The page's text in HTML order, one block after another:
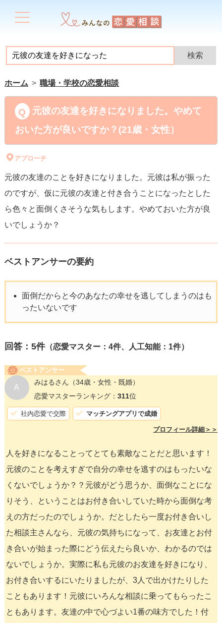
ホーム 職場・学校の恋愛相談
元彼の友達を好きになりました。やめて
おいた方が良いですか？(21歳・女性）
アプローチ
元彼の友達のことを好きになりました。元彼は私が振った
のですが、仮に元彼の友達と付き合うことになったとした
ら色々と面倒くさそうな気もします。やめておいた方が良
いでしょうか？
ベストアンサーの要約
面倒だからと今のあなたの幸せを逃してしまうのはも
ったいないです
回答： 5件（恋愛マスター：4件、人工知能：1件）
ベストアンサー
A
みはるさん （34歳・女性・既婚）
恋愛マスターランキング： 311位
社内恋愛で交際 マッチングアプリで成婚
プロフィール詳細＞＞
人を好きになることってとても素敵なことだと思います！
元彼のことを考えすぎで自分の幸せを逃すのはもったいな
くないでしょうか？？元彼がどう思うか、面倒なことにな
りそう、ということはお付き合いしていた時から面倒な考
えの方だったのでしょうか。だとしたら一度お付き合いし
た相談主さんなら、元彼の気持ちになって、お友達とお付
き合いが始まった際にどう伝えたら良いか、わかるのでは
ないでしょうか。実際に私も元彼のお友達を好きになり、
お付き合いするにいたりましたが、3人で出かけたりした
こともあります！元彼にいろんな相談に乗ってもらったこ
ともあります。友達の中で心づよい1番の味方でした！付